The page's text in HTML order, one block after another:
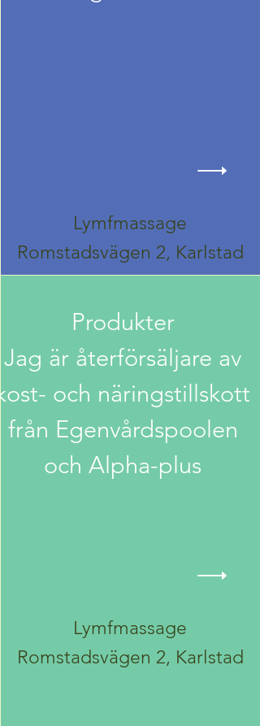
Lymfmassage
Romstadsvägen 2, Karlstad
Produkter
Jag är återförsäljare av
och näringstillskott
från Egenvårdspoolen
och Alpha-plus
Lymfmassage
Romstadsvägen 2, Karlstad